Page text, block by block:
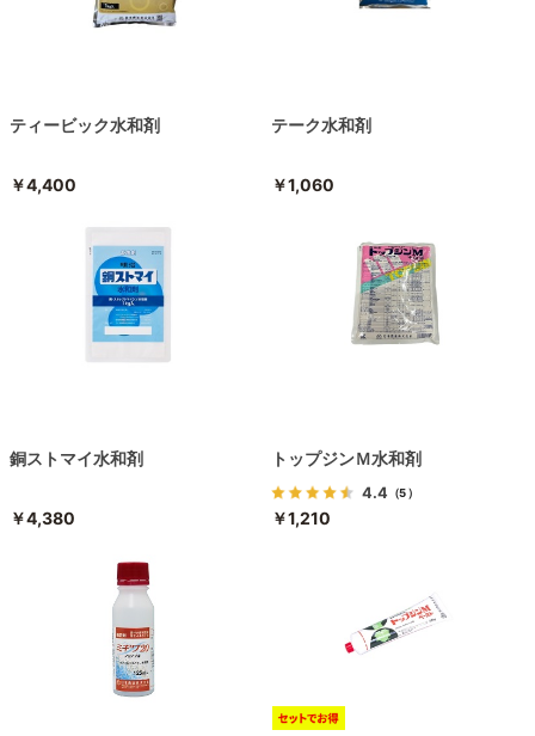
ティービック水和剤
￥4,400
テーク水和剤
￥1,060
銅ストマイ水和剤
￥4,380
トップジンＭ水和剤
4.4 （5）
￥1,210